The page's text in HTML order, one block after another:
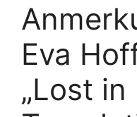
Eva
„Lost in